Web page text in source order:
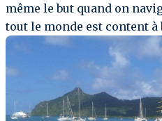
même le but quand on
tout le monde est content à